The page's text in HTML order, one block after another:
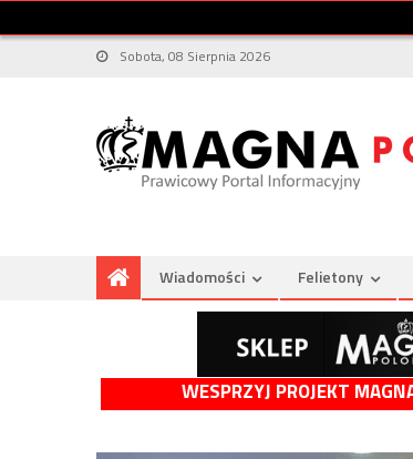
Sobota, 08 Sierpnia 2026
Wiadomości Felietony
WESPRZYJ PROJEKT